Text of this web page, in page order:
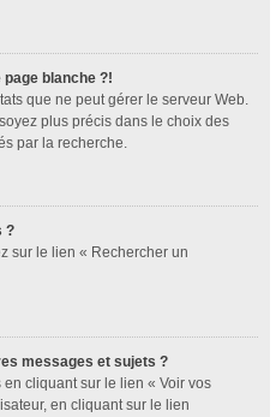
blanche ?!
que ne peut gérer le serveur Web.
plus précis dans le choix des
par la recherche.
?
sur le lien « Rechercher un
messages et sujets ?
cliquant sur le lien « Voir vos
en cliquant sur le lien